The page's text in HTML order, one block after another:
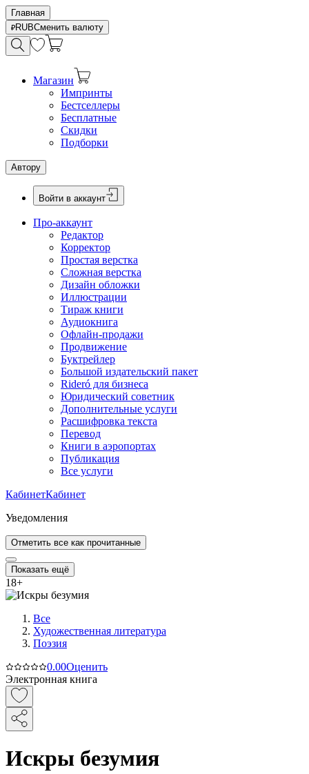
Главная
RUBСменить валюту
Магазин
Импринты
Бестселлеры
Бесплатные
Скидки
Подборки
Автору
Войти в аккаунт
Про-аккаунт
Редактор
Корректор
Простая верстка
Сложная верстка
Дизайн обложки
Иллюстрации
Тираж книги
Аудиокнига
Офлайн-продажи
Продвижение
Буктрейлер
Большой издательский пакет
Rideró для бизнеса
Юридический советник
Дополнительные услуги
Расшифровка текста
Перевод
Книги в аэропортах
Публикация
Все услуги
КабинетКабинет
Уведомления
Отметить все как прочитанные
Показать ещё
18+
Все
Художественная литература
Поэзия
0.00Оценить
Электронная книга
Искры безумия